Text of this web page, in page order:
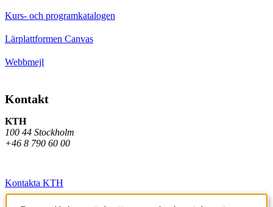
Kurs- och programkatalogen
Lärplattformen Canvas
Webbmejl
Kontakt
KTH
100 44 Stockholm
+46 8 790 60 00
Kontakta KTH